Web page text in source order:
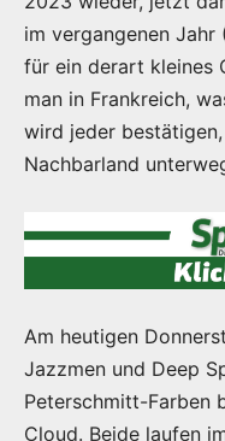
im vergangenen Jahr
für ein derart kleines
man in Frankreich,
wird jeder
Nachbarland
Am heutigen
Jazzmen und Deep
Peterschmitt-Farben
Cloud. Beide laufen